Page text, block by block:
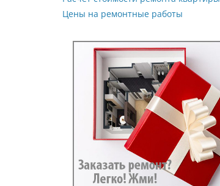
Цены на ремонтные работы